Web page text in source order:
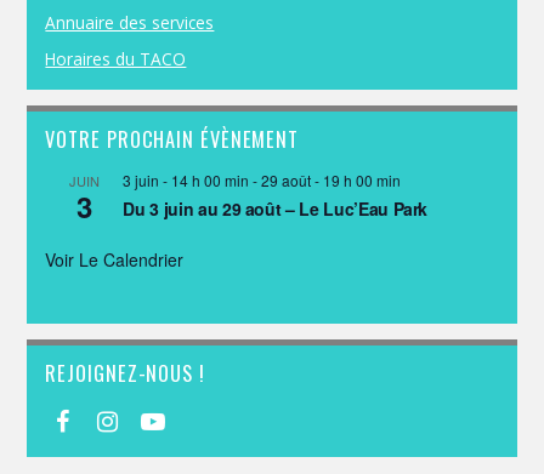
Annuaire des services
Horaires du TACO
VOTRE PROCHAIN ÉVÈNEMENT
JUIN
3
3 juin - 14 h 00 min -29 août - 19 h 00 min
Du 3 juin au 29 août – Le Luc’Eau Park
Voir Le Calendrier
REJOIGNEZ-NOUS !